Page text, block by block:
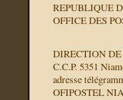
REPUBLIQUE
OFFICE DES
DIRECTION DE
C.C.P. 5351
adresse
OFIPOSTEL